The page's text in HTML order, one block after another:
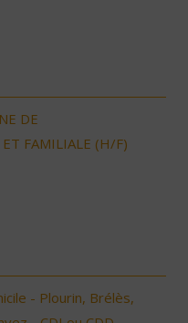
DE
FAMILIALE (H/F)
- Plourin, Brélès,